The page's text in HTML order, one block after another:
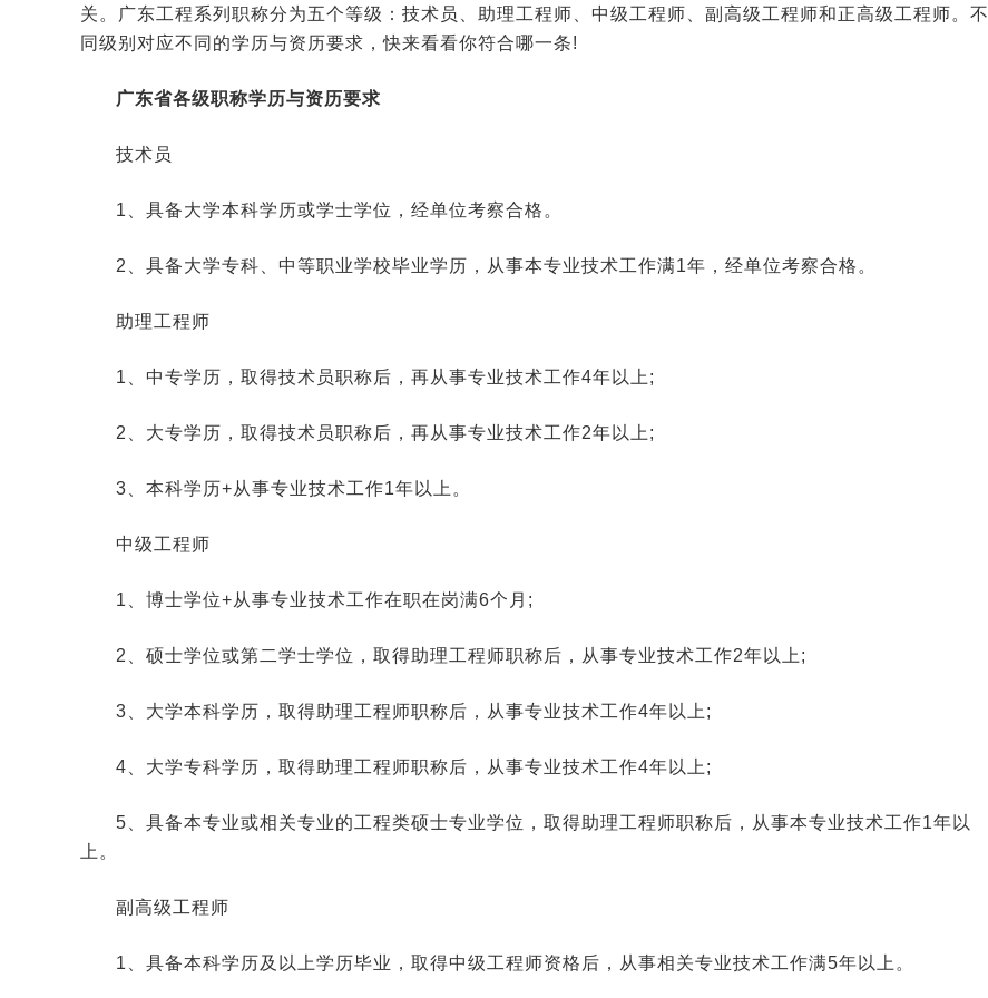
关。广东工程系列职称分为五个等级：技术员、助理工程师、中级工程师、副高级工程师和正高级工程师。不
同级别对应不同的学历与资历要求，快来看看你符合哪一条!
广东省各级职称学历与资历要求
技术员
1、具备大学本科学历或学士学位，经单位考察合格。
2、具备大学专科、中等职业学校毕业学历，从事本专业技术工作满1年，经单位考察合格。
助理工程师
1、中专学历，取得技术员职称后，再从事专业技术工作4年以上;
2、大专学历，取得技术员职称后，再从事专业技术工作2年以上;
3、本科学历+从事专业技术工作1年以上。
中级工程师
1、博士学位+从事专业技术工作在职在岗满6个月;
2、硕士学位或第二学士学位，取得助理工程师职称后，从事专业技术工作2年以上;
3、大学本科学历，取得助理工程师职称后，从事专业技术工作4年以上;
4、大学专科学历，取得助理工程师职称后，从事专业技术工作4年以上;
5、具备本专业或相关专业的工程类硕士专业学位，取得助理工程师职称后，从事本专业技术工作1年以
上。
副高级工程师
1、具备本科学历及以上学历毕业，取得中级工程师资格后，从事相关专业技术工作满5年以上。